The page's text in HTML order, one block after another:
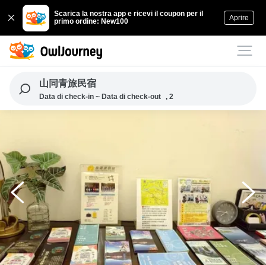
Scarica la nostra app e ricevi il coupon per il
primo ordine: New100
Aprire
山同青旅民宿
Data di check-in ~ Data di check-out , 2